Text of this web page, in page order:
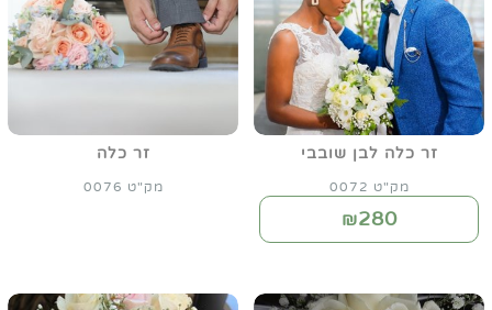
זר כלה לבן שובבי
מק"ט 0072
₪280
זר כלה
מק"ט 0076